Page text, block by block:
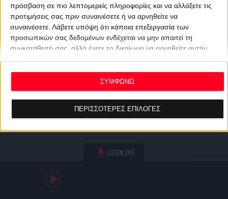
πρόσβαση σε πιο λεπτομερείς πληροφορίες και να αλλάξετε τις
προτιμήσεις σας πριν συναινέσετε ή να αρνηθείτε να
συναινέσετε. Λάβετε υπόψη ότι κάποια επεξεργασία των
προσωπικών σας δεδομένων ενδέχεται να μην απαιτεί τη
συγκατάθεσή σας, αλλά έχετε το δικαίωμα να αρνηθείτε αυτήν
ανακαλέσετε τη συγκατάθεσή σας ανά πάσα στιγμή
επιστρέφοντας σε αυτόν τον ιστότοπο και κάνοντας κλικ στο
κουμπί "Απορρήτου" στο κάτω μέρος της ιστοσελίδας.
ΠΕΡΙΣΣΟΤΕΡΕΣ ΕΠΙΛΟΓΕΣ
ΣΥΜΦΩΝΩ
LISTEN LIVE